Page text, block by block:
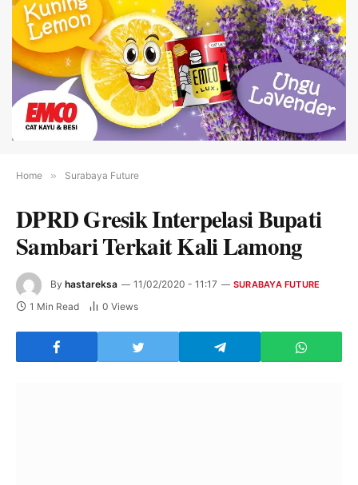
Home » Surabaya Future
DPRD Gresik Interpelasi Bupati
Sambari Terkait Kali Lamong
By hastareksa 11/02/2020 - 11:17 SURABAYA FUTURE
1 Min Read 0 Views